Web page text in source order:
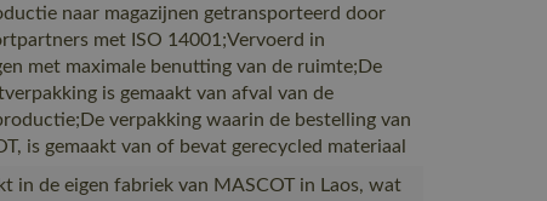
naar magazijnen getransporteerd door
met ISO 14001;Vervoerd in
met maximale benutting van de ruimte;De
is gemaakt van afval van de
verpakking waarin de bestelling van
is gemaakt van of bevat gerecycled materiaal
in de eigen fabriek van MASCOT in Laos, wat